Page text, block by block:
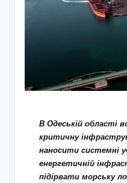
В Одеській області
критичну
наносити системні
енергетичній
підірвати морську